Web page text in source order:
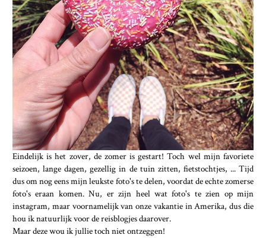
Eindelijk is het zover, de zomer is gestart! Toch wel mijn favoriete
seizoen, lange dagen, gezellig in de tuin zitten, fietstochtjes, ... Tijd
dus om nog eens mijn leukste foto's te delen, voordat de echte zomerse
foto's eraan komen. Nu, er zijn heel wat foto's te zien op mijn
instagram, maar voornamelijk van onze vakantie in Amerika, dus die
hou ik natuurlijk voor de reisblogjes daarover.
Maar deze wou ik jullie toch niet ontzeggen!